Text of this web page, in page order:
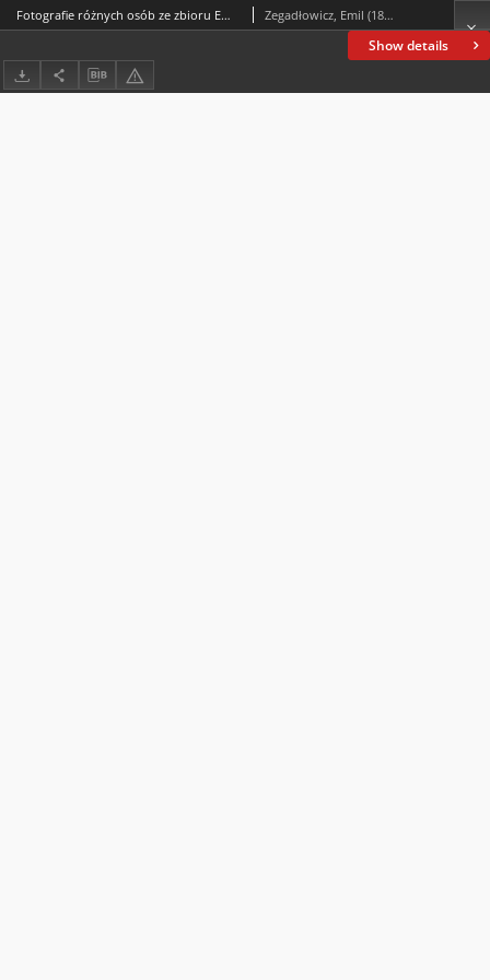
Show details
Fotografie różnych osób ze zbioru Emila Zegadłowicza Zegadłowicz, Emil (1888-1941)